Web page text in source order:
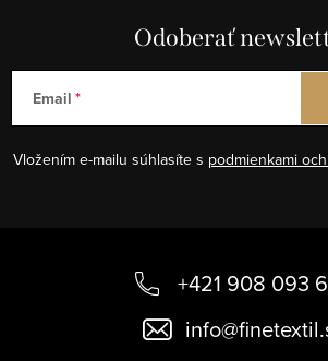
Odoberať
Email
Vložením e-mailu súhlasíte s podmienkami
+421 908 093
info@